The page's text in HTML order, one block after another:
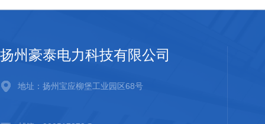
扬州豪泰电力科技有限公司
地址：扬州宝应柳堡工业园区68号